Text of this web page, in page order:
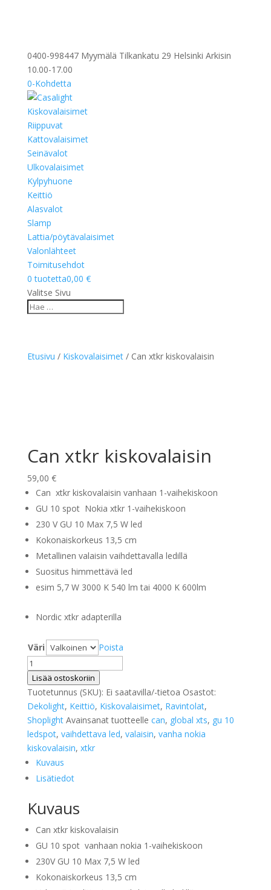
0400-998447 Myymälä Tilkankatu 29 Helsinki Arkisin
10.00-17.00
0-Kohdetta
Kiskovalaisimet
Riippuvat
Kattovalaisimet
Seinävalot
Ulkovalaisimet
Kylpyhuone
Keittiö
Alasvalot
Slamp
Lattia/pöytävalaisimet
Valonlähteet
Toimitusehdot
0 tuotetta0,00 €
Valitse Sivu
Etusivu / Kiskovalaisimet/ Can xtkr kiskovalaisin
Can xtkr kiskovalaisin
59,00 €
Can xtkr kiskovalaisin vanhaan 1-vaihekiskoon
GU 10 spot Nokia xtkr 1-vaihekiskoon
230 V GU 10 Max 7,5 W led
Kokonaiskorkeus 13,5 cm
Metallinen valaisin vaihdettavalla ledillä
Suositus himmettävä led
esim 5,7 W 3000 K 540 lm tai 4000 K 600lm
Nordic xtkr adapterilla
Väri
Poista
Can
xtkr
kiskovalaisin
määrä
Lisää ostoskoriin
Tuotetunnus (SKU): Ei saatavilla/-tietoa Osastot:
Dekolight, Keittiö, Kiskovalaisimet, Ravintolat,
Shoplight Avainsanat tuotteelle can, global xts, gu 10
ledspot, vaihdettava led, valaisin, vanha nokia
kiskovalaisin, xtkr
Kuvaus
Lisätiedot
Kuvaus
Can xtkr kiskovalaisin
GU 10 spot vanhaan nokia 1-vaihekiskoon
230V GU 10 Max 7,5 W led
Kokonaiskorkeus 13,5 cm